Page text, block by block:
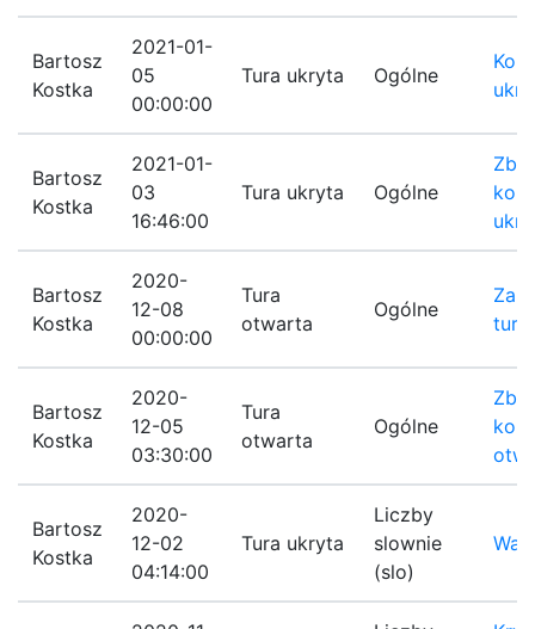
Bartosz
Kostka
2021-01-
05
00:00:00
Tura ukryta Ogólne
Bartosz
Kostka
2021-01-
03
16:46:00
Tura ukryta Ogólne
Bartosz
Kostka
2020-
12-08
00:00:00
Tura
otwarta
Ogólne
turę
Bartosz
Kostka
2020-
12-05
03:30:00
Tura
otwarta
Ogólne
Bartosz
Kostka
2020-
12-02
04:14:00
Tura ukryta
Liczby
slownie
(slo)